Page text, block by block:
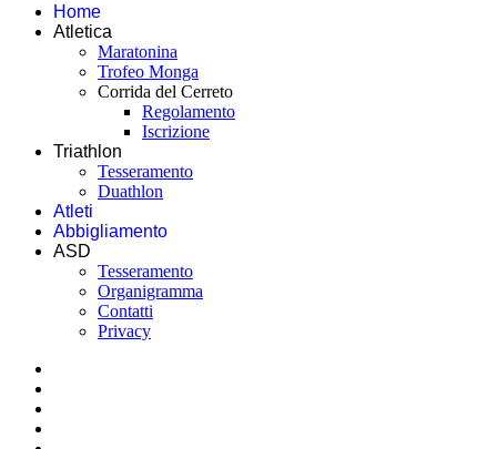
Home
Atletica
Maratonina
Trofeo Monga
Corrida del Cerreto
Regolamento
Iscrizione
Triathlon
Tesseramento
Duathlon
Atleti
Abbigliamento
ASD
Tesseramento
Organigramma
Contatti
Privacy